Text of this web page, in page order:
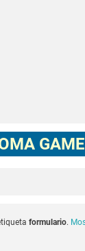
formulario.